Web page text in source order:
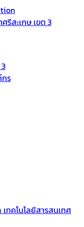
ร
ทคโนโลยีสารสนเทศ